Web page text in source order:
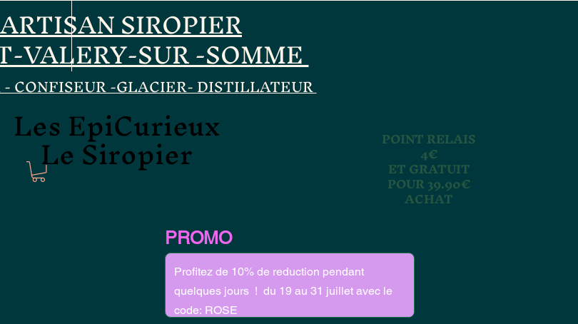
ARTISAN SIROPIER
VALERY-SUR -SOMME
CONFISEUR -GLACIER- DISTILLATEUR
Les EpiCurieux
Le Siropier
Les EpiCurieux
Le Siropier POINT RELAIS
4€
ET GRATUIT
POUR 39.90€
ACHAT
PROMO